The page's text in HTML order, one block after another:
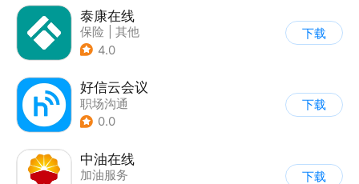
泰康在线
保险
其他
4.0
下载
好信云会议
职场沟通
0.0
下载
中油在线
加油服务
下载